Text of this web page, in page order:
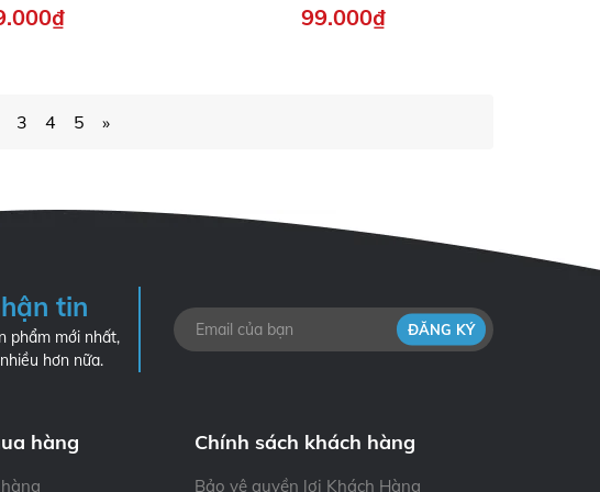
99.000₫
3 4 5 »
tin
phẩm mới nhất,
hơn nữa.
ĐĂNG KÝ
hàng Chính sách khách hàng
Bảo vệ quyền lợi Khách Hàng